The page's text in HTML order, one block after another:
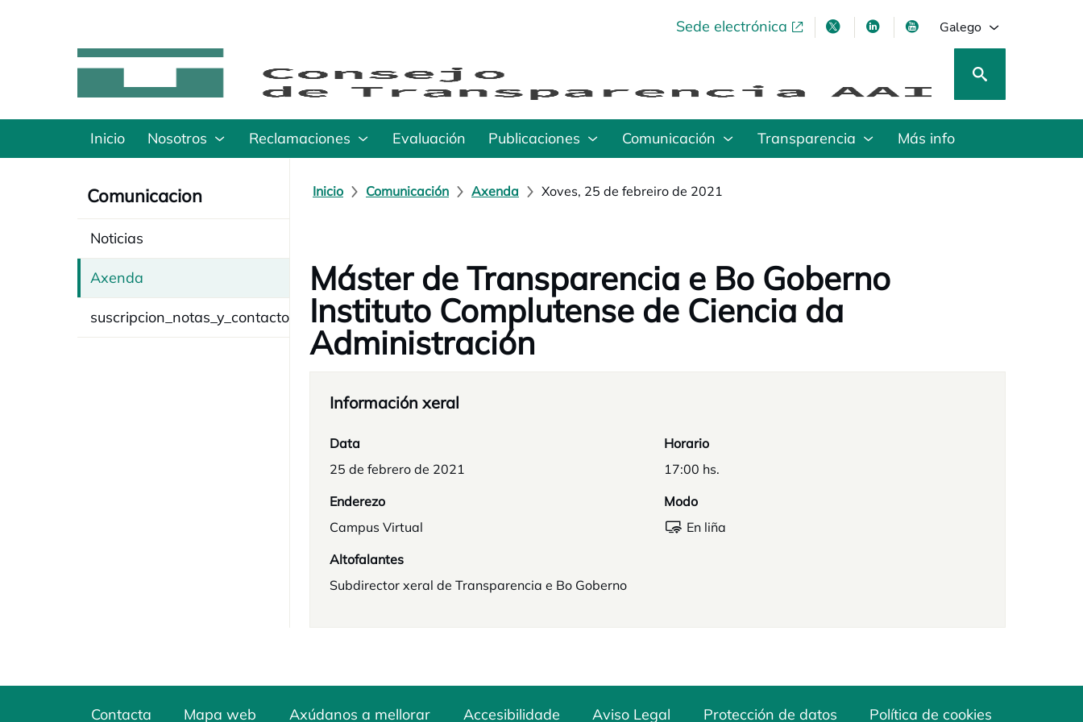
Sede electrónicaopens in a new tabopens in a new tab
opens in a new tab
opens in a new tab
Galego
Inicio Nosotros Reclamaciones Evaluación Publicaciones Comunicación Transparencia Más info
Comunicacion
Noticias
Axenda
suscripcion_notas_y_contacto
Inicio Comunicación Axenda Xoves, 25 de febreiro de 2021
Máster de Transparencia e Bo Goberno
Instituto Complutense de Ciencia da
Administración
Información xeral
Data
25 de febrero de 2021
Horario
17:00 hs.
Enderezo
Campus Virtual
Modo
En liña
Altofalantes
Subdirector xeral de Transparencia e Bo Goberno
Contacta Mapa web Axúdanos a mellorar Accesibilidade Aviso Legal Protección de datos Política de cookies